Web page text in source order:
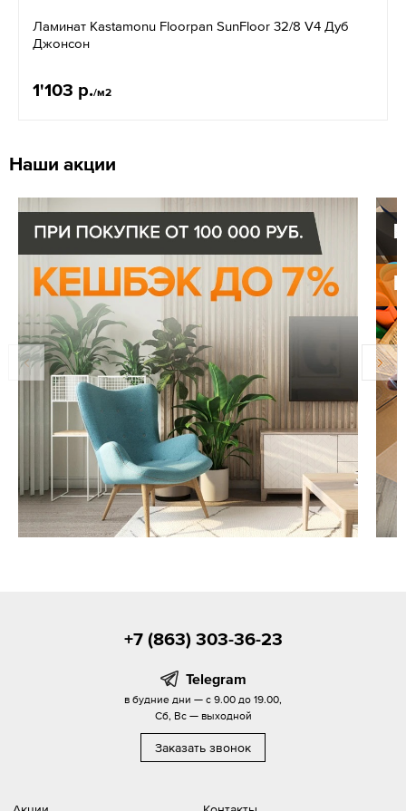
Ламинат Kastamonu Floorpan SunFloor 32/8 V4 Дуб
Джонсон
1'103 р./м2
Наши акции
+7 (863) 303-36-23
Telegram
в будние дни — с 9.00 до 19.00,
Сб, Вс — выходной
Заказать звонок